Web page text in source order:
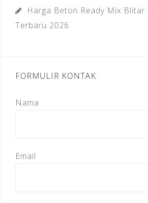
Harga Beton Ready Mix Blitar
Terbaru 2026
FORMULIR KONTAK
Nama
Email